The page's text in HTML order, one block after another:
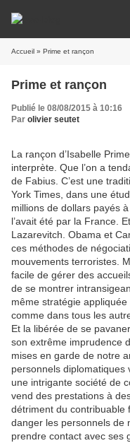
Accueil » Prime et rançon
Prime et rançon
Publié le 08/08/2015 à 10:16
Par olivier seutet
La rançon d’Isabelle
interprète. Que l’on a
de Fabius. C’est une
York Times, dans une
millions de dollars payés
l’avait été par la France.
Lazarevitch. Obama et
ces méthodes de
mouvements terroristes.
facile de gérer des
de se montrer
même stratégie
comme dans tous les
Et la libérée de se
son extrême imprudence
mises en garde de notre
personnels diplomatiques
une intrigante société de
vend des prestations à
détriment du contribuable
danger les personnels de
prendre contact avec ses